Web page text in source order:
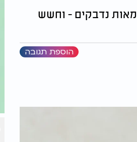
נדבקים - וחשש
הוספת תגובה